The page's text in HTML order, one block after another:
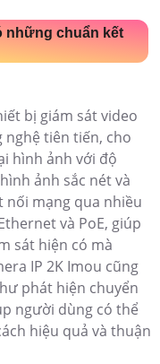
những chuẩn kết
bị giám sát video
tiên tiến, cho
hình ảnh với độ
ảnh sắc nét và
nối mạng qua nhiều
và PoE, giúp
sát hiện có mà
IP 2K Imou cũng
phát hiện chuyển
người dùng có thể
hiệu quả và thuận